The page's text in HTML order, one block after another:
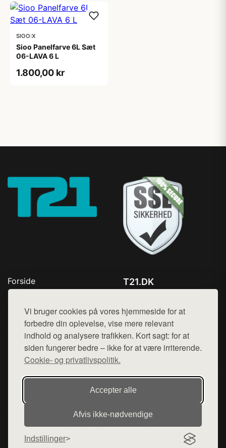
Vi bruger cookies på vores hjemmeside for at
forbedre din oplevelse, vise mere relevant
indhold og analysere trafikken. Kort sagt: for at
siden fungerer bedre – ikke for at være irriterende.
Cookie- og privatlivspolitik.
Accepter alle
Afvis ikke‑nødvendige
Indstillinger
SIOO:X
Sioo Panelfarve 6L Sæt
06-LAVA 6 L
1.800,00 kr
Forside
Produkter
Top Rabatter
Jotun maling
Kontakt
T21.DK
Mail:hej@want.dk
Cookie- og privatlivspolitik
Denne side er en del af want.dk, der udgiver en række
hjemmesider med præsentation af forskellige produkter fra
diverse webshops. Der sælges ikke varer fra denne side - vi
henviser til de shops, som sælger varen. Vi har heller ikke
varerne på lager.